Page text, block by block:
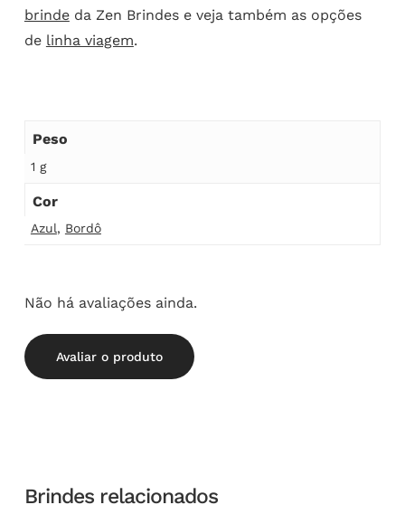
brindeda Zen Brindes e veja também as opções
de linha viagem.
Peso
1 g
Cor
Azul, Bordô
Não há avaliações ainda.
Avaliar o produto
Brindes relacionados